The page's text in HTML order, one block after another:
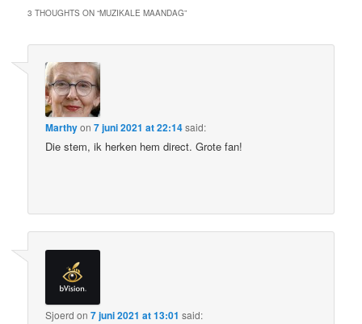
3 THOUGHTS ON “MUZIKALE MAANDAG”
Marthyon7 juni 2021 at 22:14said:
Die stem, ik herken hem direct. Grote fan!
Sjoerd on7 juni 2021 at 13:01 said: